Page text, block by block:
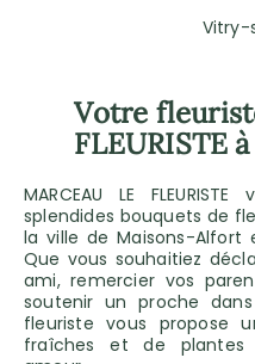
Vitry-
Votre
FLEURISTE
MARCEAU LE
splendides bouquets de
la ville de Maisons-Alfort
Que vous souhaitiez
ami, remercier vos
soutenir un proche
fleuriste vous propose
fraîches et de plantes